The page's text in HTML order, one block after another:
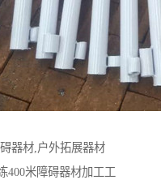
器材,户外拓展器材
400米障碍器材加工工